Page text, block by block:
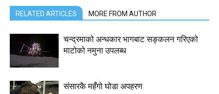
RELATED ARTICLES MORE FROM AUTHOR
चन्द्रमाको अन्धकार भागबाट सङ्कलन गरिएको
माटोको नमुना उपलब्ध
संसारकै महँगो घोडा अपहरण